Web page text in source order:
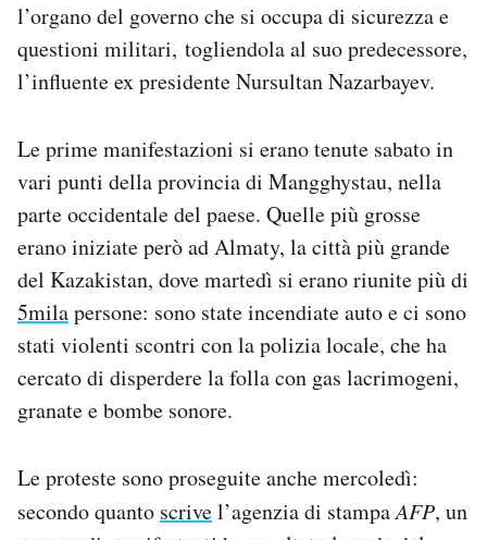
l’organo del governo che si occupa di sicurezza e
questioni militari, togliendola al suo predecessore,
l’influente ex presidente Nursultan Nazarbayev.
Le prime manifestazioni si erano tenute sabato in
vari punti della provincia di Mangghystau, nella
parte occidentale del paese. Quelle più grosse
erano iniziate però ad Almaty, la città più grande
del Kazakistan, dove martedì si erano riunite più di
5milapersone: sono state incendiate auto e ci sono
stati violenti scontri con la polizia locale, che ha
cercato di disperdere la folla con gas lacrimogeni,
granate e bombe sonore.
Le proteste sono proseguite anche mercoledì:
secondo quanto scrivel’agenzia di stampaAFP, un